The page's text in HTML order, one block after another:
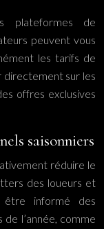
plateformes de
peuvent vous
les tarifs de
directement sur les
offres exclusives
saisonniers
réduire le
des loueurs et
être informé des
l’année, comme